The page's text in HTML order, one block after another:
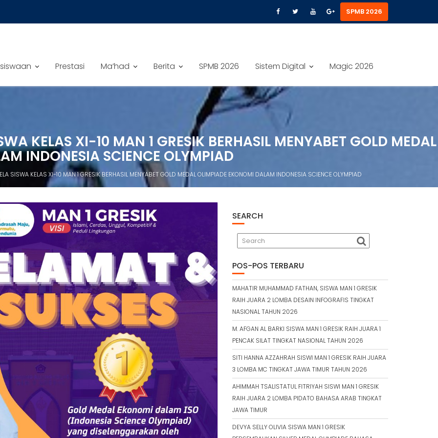
SPMB 2026
Prestasi Ma’had Berita SPMB 2026 Sistem Digital Magic 2026
KELAS XI-10 MAN 1 GRESIK BERHASIL MENYABET GOLD MEDAL
INDONESIA SCIENCE OLYMPIAD
SISWA KELAS XI-10 MAN 1 GRESIK BERHASIL MENYABET GOLD MEDAL OLIMPIADE EKONOMI DALAM INDONESIA SCIENCE OLYMPIAD
SEARCH
POS-POS TERBARU
MAHATIR MUHAMMAD FATHAN, SISWA MAN 1 GRESIK
RAIH JUARA 2 LOMBA DESAIN INFOGRAFIS TINGKAT
NASIONAL TAHUN 2026
M. AFGAN AL BARKI SISWA MAN 1 GRESIK RAIH JUARA 1
PENCAK SILAT TINGKAT NASIONAL TAHUN 2026
SITI HANNA AZZAHRAH SISWI MAN 1 GRESIK RAIH JUARA
3 LOMBA MC TINGKAT JAWA TIMUR TAHUN 2026
AHIMMAH TSALISTATUL FITRIYAH SISWI MAN 1 GRESIK
RAIH JUARA 2 LOMBA PIDATO BAHASA ARAB TINGKAT
JAWA TIMUR
DEVYA SELLY OLIVIA SISWA MAN 1 GRESIK